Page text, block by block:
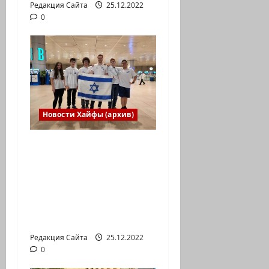
Редакция Сайта
25.12.2022
0
Новости Хайфы (архив)
Редакция Сайта
25.12.2022
0